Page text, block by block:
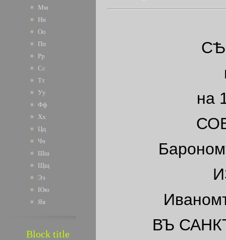
Мм
Нн
Оо
Пп
Рр
Сс
Тт
Уу
Фф
Хх
Цц
Чч
Шш
Щщ
Ээ
Юю
Яя
Block title
на
ВЪ